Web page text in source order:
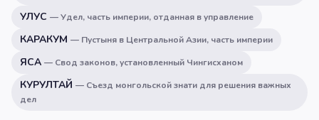
УЛУС —Удел, часть империи, отданная в управление
КАРАКУМ — Пустыня в Центральной Азии, часть империи
ЯСА — Свод законов, установленный Чингисханом
КУРУЛТАЙ — Съезд монгольской знати для решения важных
дел